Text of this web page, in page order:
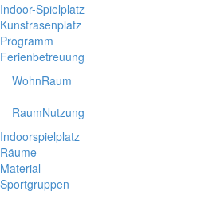
Indoor-Spielplatz
Kunstrasenplatz
Programm
Ferienbetreuung
WohnRaum
RaumNutzung
Indoorspielplatz
Räume
Material
Sportgruppen